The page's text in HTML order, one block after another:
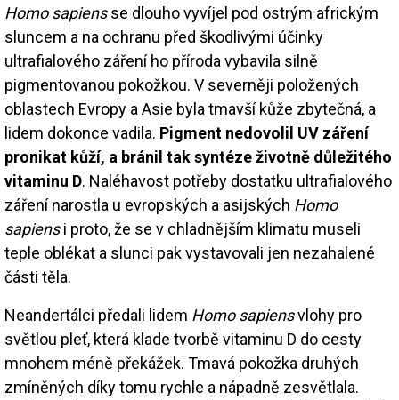
Homo sapiensse dlouho vyvíjel pod ostrým africkým
sluncem a na ochranu před škodlivými účinky
ultrafialového záření ho příroda vybavila silně
pigmentovanou pokožkou. V severněji položených
oblastech Evropy a Asie byla tmavší kůže zbytečná, a
lidem dokonce vadila. Pigment nedovolil UV záření
pronikat kůží, a bránil tak syntéze životně důležitého
vitaminu D. Naléhavost potřeby dostatku ultrafialového
záření narostla u evropských a asijských Homo
sapiensi proto, že se v chladnějším klimatu museli
teple oblékat a slunci pak vystavovali jen nezahalené
části těla.
Neandertálci předali lidem Homo sapiensvlohy pro
světlou pleť, která klade tvorbě vitaminu D do cesty
mnohem méně překážek. Tmavá pokožka druhých
zmíněných díky tomu rychle a nápadně zesvětlala.